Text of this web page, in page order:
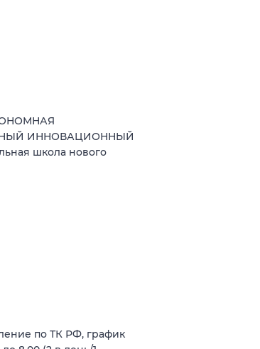
ИННОВАЦИОННЫЙ
школа нового
по ТК РФ, график